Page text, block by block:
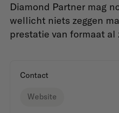
Diamond Partner mag
wellicht niets zeggen
prestatie van formaat al
Contact
Website